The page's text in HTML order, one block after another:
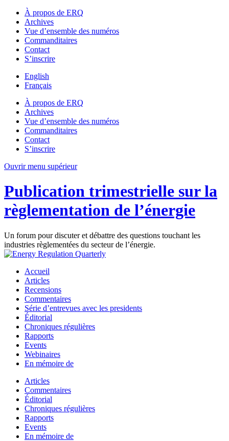
À propos de ERQ
Archives
Vue d’ensemble des numéros
Commanditaires
Contact
S’inscrire
English
Français
À propos de ERQ
Archives
Vue d’ensemble des numéros
Commanditaires
Contact
S’inscrire
Ouvrir menu supérieur
Publication trimestrielle sur la
règlementation de l’énergie
Un forum pour discuter et débattre des questions touchant les
industries règlementées du secteur de l’énergie.
Accueil
Articles
Recensions
Commentaires
Série d’entrevues avec les presidents
Éditorial
Chroniques régulières
Rapports
Events
Webinaires
En mémoire de
Articles
Commentaires
Éditorial
Chroniques régulières
Rapports
Events
En mémoire de